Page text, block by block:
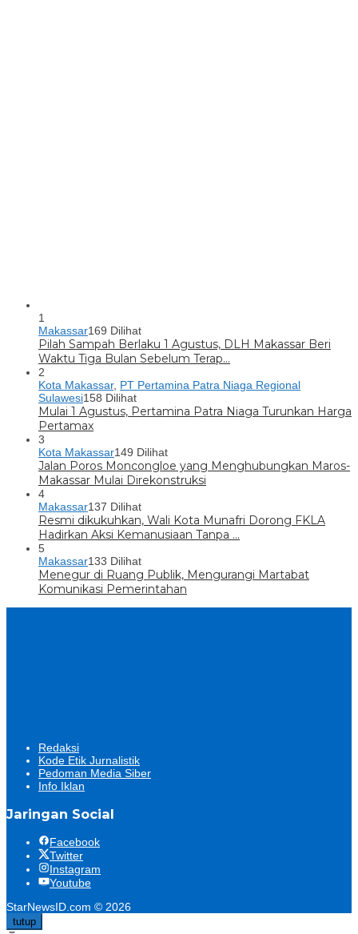
1
Makassar169 Dilihat
Pilah Sampah Berlaku 1 Agustus, DLH Makassar Beri
Waktu Tiga Bulan Sebelum Terap…
2
Kota Makassar, PT Pertamina Patra Niaga Regional
Sulawesi158 Dilihat
Mulai 1 Agustus, Pertamina Patra Niaga Turunkan Harga
Pertamax
3
Kota Makassar149 Dilihat
Jalan Poros Moncongloe yang Menghubungkan Maros-
Makassar Mulai Direkonstruksi
4
Makassar137 Dilihat
Resmi dikukuhkan, Wali Kota Munafri Dorong FKLA
Hadirkan Aksi Kemanusiaan Tanpa …
5
Makassar133 Dilihat
Menegur di Ruang Publik, Mengurangi Martabat
Komunikasi Pemerintahan
Redaksi
Kode Etik Jurnalistik
Pedoman Media Siber
Info Iklan
Jaringan Social
Facebook
Twitter
Instagram
Youtube
StarNewsID.com © 2026
tutup